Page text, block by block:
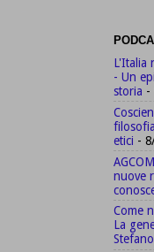
L'Italia
- Un
storia -
etici -
nuove
Come
La